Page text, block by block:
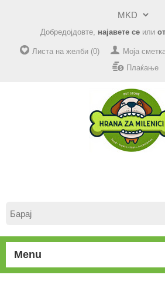
Добредојдовте, најавете се или
Листа на желби (0) Моја
Плаќање
Menu